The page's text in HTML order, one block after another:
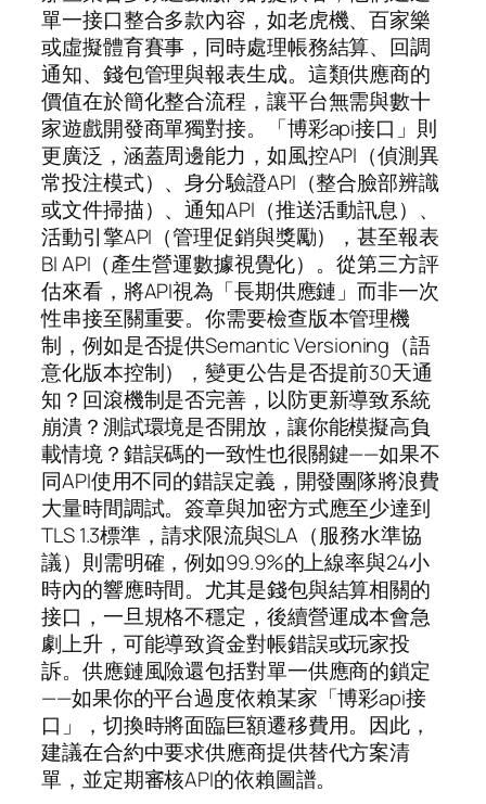
單一接口整合多款內容，如老虎機、百家樂
或虛擬體育賽事，同時處理帳務結算、回調
通知、錢包管理與報表生成。這類供應商的
價值在於簡化整合流程，讓平台無需與數十
家遊戲開發商單獨對接。「博彩api接口」則
更廣泛，涵蓋周邊能力，如風控API（偵測異
常投注模式）、身分驗證API（整合臉部辨識
或文件掃描）、通知API（推送活動訊息）、
活動引擎API（管理促銷與獎勵），甚至報表
BI API（產生營運數據視覺化）。從第三方評
估來看，將API視為「長期供應鏈」而非一次
性串接至關重要。你需要檢查版本管理機
制，例如是否提供Semantic Versioning（語
意化版本控制），變更公告是否提前30天通
知？回滾機制是否完善，以防更新導致系統
崩潰？測試環境是否開放，讓你能模擬高負
載情境？錯誤碼的一致性也很關鍵——如果不
同API使用不同的錯誤定義，開發團隊將浪費
大量時間調試。簽章與加密方式應至少達到
TLS 1.3標準，請求限流與SLA（服務水準協
議）則需明確，例如99.9%的上線率與24小
時內的響應時間。尤其是錢包與結算相關的
接口，一旦規格不穩定，後續營運成本會急
劇上升，可能導致資金對帳錯誤或玩家投
訴。供應鏈風險還包括對單一供應商的鎖定
——如果你的平台過度依賴某家「博彩api接
口」，切換時將面臨巨額遷移費用。因此，
建議在合約中要求供應商提供替代方案清
單，並定期審核API的依賴圖譜。